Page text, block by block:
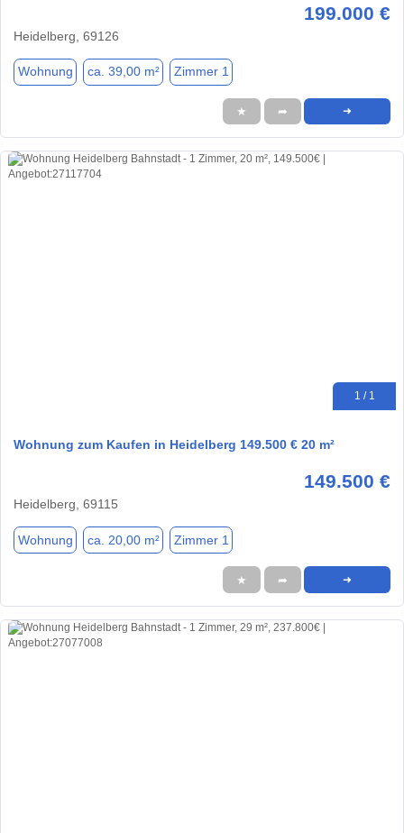
199.000 €
Heidelberg, 69126
Wohnung ca. 39,00 m² Zimmer 1
★ ➦ ➜
1 / 1
Wohnung zum Kaufen in Heidelberg 149.500 € 20 m²
149.500 €
Heidelberg, 69115
Wohnung ca. 20,00 m² Zimmer 1
★ ➦ ➜